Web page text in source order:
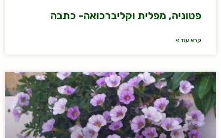
פטוניה, מפלית וקליברכואה- כתבה
קרא עוד »